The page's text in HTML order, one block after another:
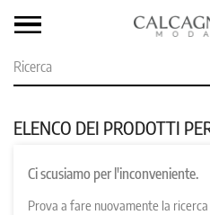
ELENCO DEI PRODOTTI
Ci scusiamo per l'inconveniente.
Prova a fare nuovamente la ricerca